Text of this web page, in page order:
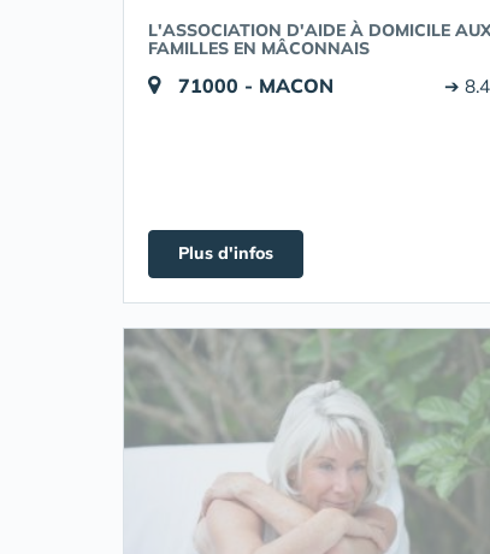
L'ASSOCIATION D'AIDE À DOMICILE
FAMILLES EN MÂCONNAIS
71000 - MACON ➔
Plus d'infos